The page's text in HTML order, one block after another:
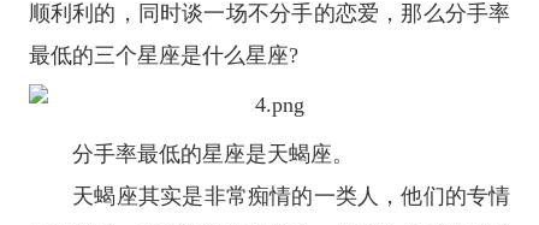
顺利利的，同时谈一场不分手的恋爱，那么分手率
最低的三个星座是什么星座?
分手率最低的星座是天蝎座。
天蝎座其实是非常痴情的一类人，他们的专情